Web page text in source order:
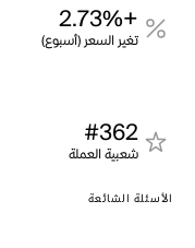
+2.73%
تغير السعر (أسبوع)
#362
شعبية العملة
الأسئلة الشائعة